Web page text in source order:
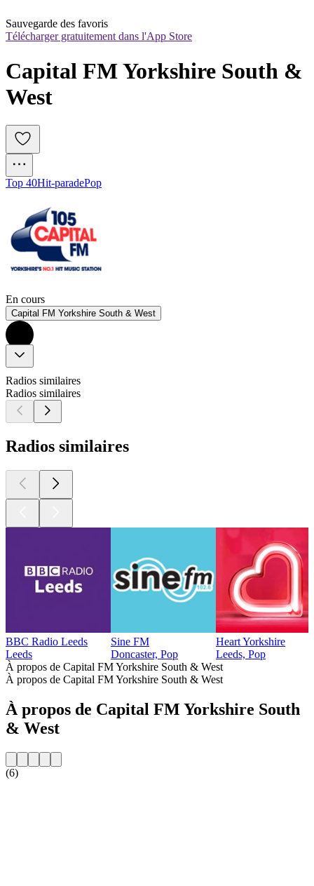
Sauvegarde des favoris
Télécharger gratuitement dans l'App Store
Capital FM Yorkshire South &
West
Top 40Hit-paradePop
En cours
Capital FM Yorkshire South & West
Radios similaires
Radios similaires
Radios similaires
BBC Radio Leeds
Leeds
Sine FM
Doncaster, Pop
Heart Yorkshire
Leeds, Pop
À propos de Capital FM Yorkshire South & West
À propos de Capital FM Yorkshire South & West
À propos de Capital FM Yorkshire South
& West
(6)